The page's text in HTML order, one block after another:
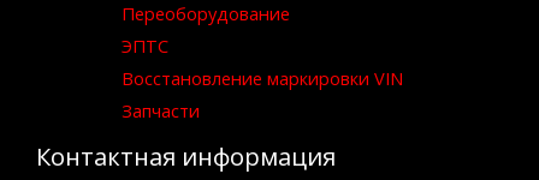
Переоборудование
ЭПТС
Восстановление маркировки VIN
Запчасти
Контактная информация